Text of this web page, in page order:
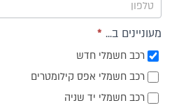
מעוניינים ב... *
רכב חשמלי חדש
רכב חשמלי אפס קילומטרים
רכב חשמלי יד שניה